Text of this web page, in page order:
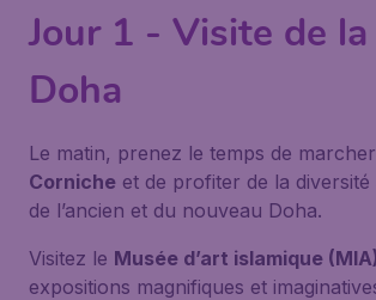
Jour 1 - Visite de
Doha
Le matin, prenez le temps de
Corniche et de profiter de la
de l’ancien et du nouveau Doha.
Visitez le Musée d’art islamique
expositions magnifiques et